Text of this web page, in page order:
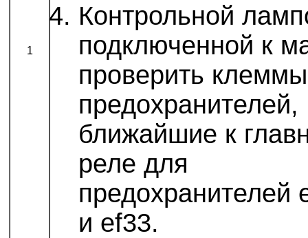
1
Контрольной
подключенной к
проверить клеммы
предохранителей,
ближайшие к
реле для
предохранителей
и ef33.